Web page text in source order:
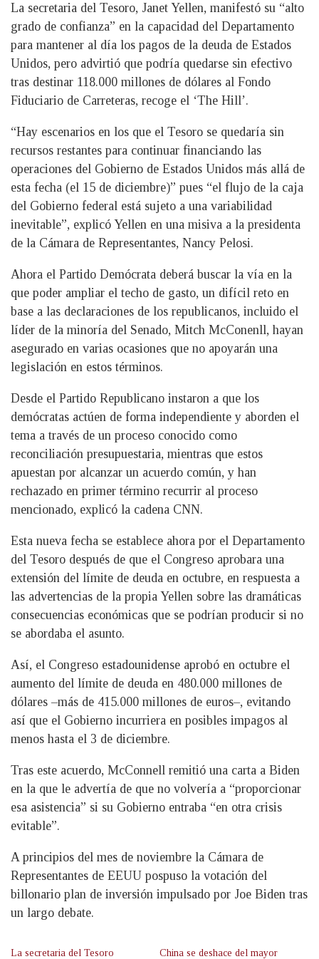
La secretaria del Tesoro, Janet Yellen, manifestó su “alto
grado de confianza” en la capacidad del Departamento
para mantener al día los pagos de la deuda de Estados
Unidos, pero advirtió que podría quedarse sin efectivo
tras destinar 118.000 millones de dólares al Fondo
Fiduciario de Carreteras, recoge el ‘The Hill’.
“Hay escenarios en los que el Tesoro se quedaría sin
recursos restantes para continuar financiando las
operaciones del Gobierno de Estados Unidos más allá de
esta fecha (el 15 de diciembre)” pues “el flujo de la caja
del Gobierno federal está sujeto a una variabilidad
inevitable”, explicó Yellen en una misiva a la presidenta
de la Cámara de Representantes, Nancy Pelosi.
Ahora el Partido Demócrata deberá buscar la vía en la
que poder ampliar el techo de gasto, un difícil reto en
base a las declaraciones de los republicanos, incluido el
líder de la minoría del Senado, Mitch McConenll, hayan
asegurado en varias ocasiones que no apoyarán una
legislación en estos términos.
Desde el Partido Republicano instaron a que los
demócratas actúen de forma independiente y aborden el
tema a través de un proceso conocido como
reconciliación presupuestaria, mientras que estos
apuestan por alcanzar un acuerdo común, y han
rechazado en primer término recurrir al proceso
mencionado, explicó la cadena CNN.
Esta nueva fecha se establece ahora por el Departamento
del Tesoro después de que el Congreso aprobara una
extensión del límite de deuda en octubre, en respuesta a
las advertencias de la propia Yellen sobre las dramáticas
consecuencias económicas que se podrían producir si no
se abordaba el asunto.
Así, el Congreso estadounidense aprobó en octubre el
aumento del límite de deuda en 480.000 millones de
dólares –más de 415.000 millones de euros–, evitando
así que el Gobierno incurriera en posibles impagos al
menos hasta el 3 de diciembre.
Tras este acuerdo, McConnell remitió una carta a Biden
en la que le advertía de que no volvería a “proporcionar
esa asistencia” si su Gobierno entraba “en otra crisis
evitable”.
A principios del mes de noviembre la Cámara de
Representantes de EEUU pospuso la votación del
billonario plan de inversión impulsado por Joe Biden tras
un largo debate.
La secretaria del Tesoro China se deshace del mayor